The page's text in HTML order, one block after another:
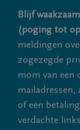
Blijf
(poging tot
meldingen
zogezegde
mom van een
mailadressen,
of een
verdachte